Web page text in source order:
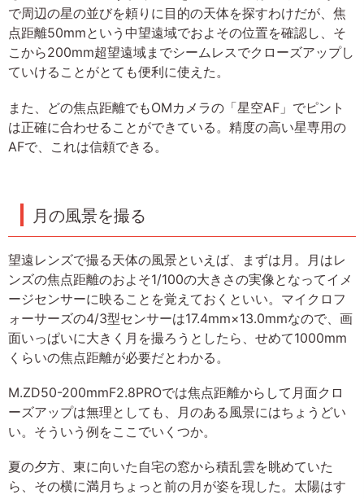
で周辺の星の並びを頼りに目的の天体を探すわけだが、焦
点距離50mmという中望遠域でおよその位置を確認し、そ
こから200mm超望遠域までシームレスでクローズアップし
ていけることがとても便利に使えた。
また、どの焦点距離でもOMカメラの「星空AF」でピント
は正確に合わせることができている。精度の高い星専用の
AFで、これは信頼できる。
月の風景を撮る
望遠レンズで撮る天体の風景といえば、まずは月。月はレ
ンズの焦点距離のおよそ1/100の大きさの実像となってイメ
ージセンサーに映ることを覚えておくといい。マイクロフ
ォーサーズの4/3型センサーは17.4mm×13.0mmなので、画
面いっぱいに大きく月を撮ろうとしたら、せめて1000mm
くらいの焦点距離が必要だとわかる。
M.ZD50-200mmF2.8PROでは焦点距離からして月面クロ
ーズアップは無理としても、月のある風景にはちょうどい
い。そういう例をここでいくつか。
夏の夕方、東に向いた自宅の窓から積乱雲を眺めていた
ら、その横に満月ちょっと前の月が姿を現した。太陽はす